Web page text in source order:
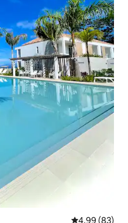
Vidutinis
4,99 (83)